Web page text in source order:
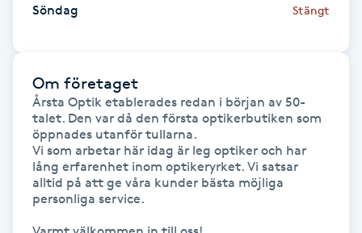
Fibromassage
Fillers
Fotmassage
Söndag Stängt
Om företaget
Årsta Optik etablerades redan i början av 50-
talet. Den var då den första optikerbutiken som
öppnades utanför tullarna.
Vi som arbetar här idag är leg optiker och har
lång erfarenhet inom optikeryrket. Vi satsar
alltid på att ge våra kunder bästa möjliga
personliga service.